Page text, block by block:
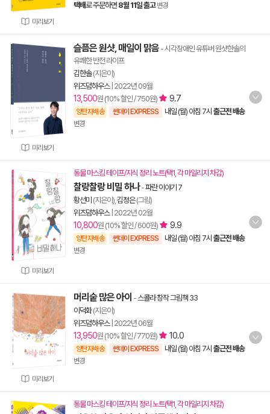
미리보기
택배로 주문하면 8월 11일 출고 변경
미리보기
슬픔은 원샷, 매일이 맑음 - 시각장애인 유튜버 원샷한솔의
유쾌한 반전 라이프
김한솔(지은이)
위즈덤하우스| 2022년 09월
13,500원 (10% 할인 / 750원) 9.7
양탄자배송 썬데이 EXPRESS 내일 (월) 아침 7시 출근전 배송
변경
미리보기
동물 마스킹 테이프/지식 정리 노트(택1, 각 마일리지 차감)
찰랑찰랑 비밀 하나-파란 이야기 7
황선미 (지은이), 김정은(그림)
위즈덤하우스| 2022년 02월
10,800원 (10% 할인 / 600원) 9.9
양탄자배송 썬데이 EXPRESS 내일 (월) 아침 7시 출근전 배송
변경
미리보기
머리숱 많은 아이 -스콜라 창작 그림책 33
이덕화(지은이)
위즈덤하우스| 2022년 06월
13,950원 (10% 할인 / 770원) 10.0
양탄자배송 썬데이 EXPRESS 내일 (월) 아침 7시 출근전 배송
변경
동물 마스킹 테이프/지식 정리 노트(택1, 각 마일리지 차감)